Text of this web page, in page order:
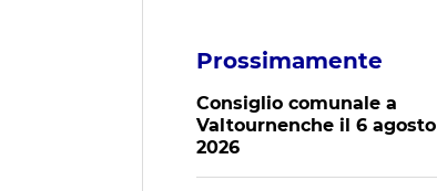
Prossimamente
Consiglio comunale a
Valtournenche il 6 agosto
2026